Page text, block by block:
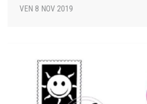
VEN 8 NOV 2019